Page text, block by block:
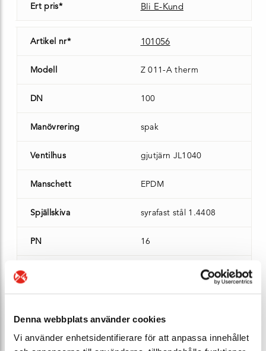
Denna webbplats använder cookies
Vi använder enhetsidentifierare för att anpassa innehållet
Ert pris* Bli E-Kund
Artikel nr* 101056
Modell Z 011-A therm
DN 100
Manövrering spak
Ventilhus gjutjärn JL1040
Manschett EPDM
Spjällskiva syrafast stål 1.4408
PN 16